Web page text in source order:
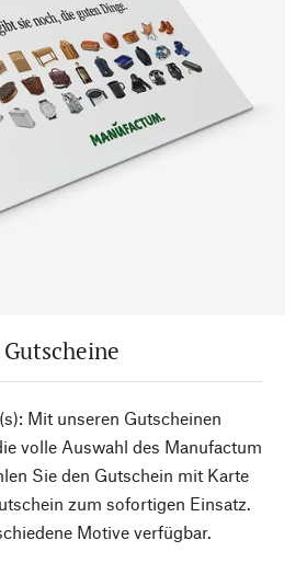
Gutscheine
Mit unseren Gutscheinen
volle Auswahl des Manufactum
Sie den Gutschein mit Karte
zum sofortigen Einsatz.
Motive verfügbar.